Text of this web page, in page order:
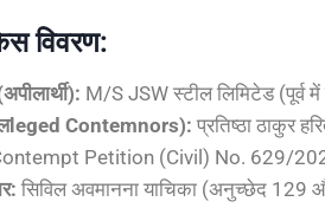
विवरण:
M/S JSW स्टील लिमिटेड (पूर्व में
Contemnors): प्रतिष्ठा ठाकुर
Petition (Civil) No. 629/
सिविल अवमानना याचिका (अनुच्छेद